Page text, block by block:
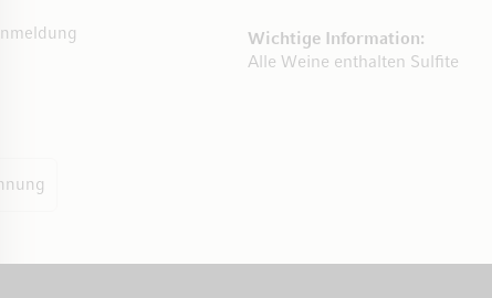
Wichtige Information:
Alle Weine enthalten Sulfite